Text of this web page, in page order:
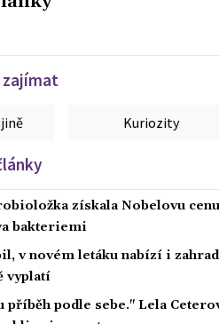
zajímat
Kuriozity
získala Nobelovu
bakteriemi
v novém letáku nabízí i
vyplatí
příběh podle sebe." Lela